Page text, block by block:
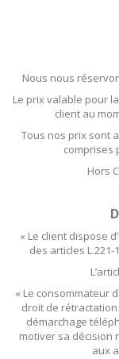
Nous nous
Le prix valable pour
client au
Tous nos prix sont
comprises
Hors
« Le client dispose
des articles
« Le consommateur
droit de rétractation
démarchage
motiver sa décision
aux